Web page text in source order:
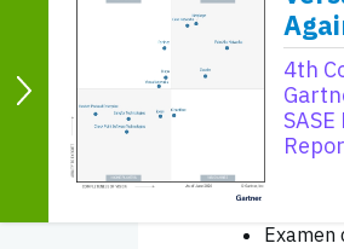
Les sujets
suivants :
La
pour
Les
en
Examen
4th